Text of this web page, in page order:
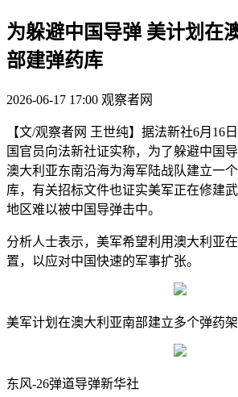
为躲避中国导弹 美计划在
部建弹药库
2026-06-17 17:00 观察者网
【文/观察者网 王世纯】据法新社6月16
国官员向法新社证实称，为了躲避中国
澳大利亚东南沿海为海军陆战队建立一
库，有关招标文件也证实美军正在修建
地区难以被中国导弹击中。
分析人士表示，美军希望利用澳大利亚
置，以应对中国快速的军事扩张。
美军计划在澳大利亚南部建立多个弹药
东风-26弹道导弹新华社